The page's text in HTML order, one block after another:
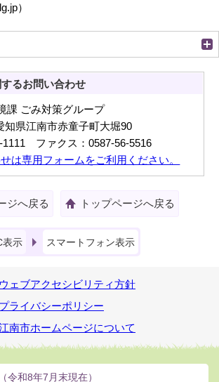
）
るお問い合わせ
課 ごみ対策グループ
県江南市赤童子町大堀90
1111 ファクス：0587-56-5516
は専用フォームをご利用ください。
ジへ戻る トップページへ戻る
表示 スマートフォン表示
ウェブアクセシビリティ方針
プライバシーポリシー
南市ホームページについて
（令和8年7月末現在）